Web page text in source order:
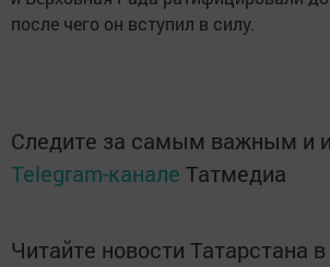
после чего он вступил в силу.
Следите за самым важным и
Telegram-канале Татмедиа
Читайте новости Татарстана в